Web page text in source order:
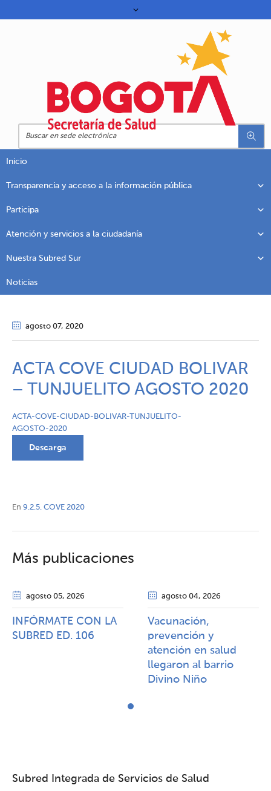
Inicio
Transparencia y acceso a la información pública
Participa
Atención y servicios a la ciudadanía
Nuestra Subred Sur
Noticias
agosto 07, 2020
ACTA COVE CIUDAD BOLIVAR
– TUNJUELITO AGOSTO 2020
ACTA-COVE-CIUDAD-BOLIVAR-TUNJUELITO-
AGOSTO-2020
Descarga
En 9.2.5. COVE 2020
Más publicaciones
agosto 05, 2026
INFÓRMATE CON LA
SUBRED ED. 106
agosto 04, 2026
Vacunación,
prevención y
atención en salud
llegaron al barrio
Divino Niño
Subred Integrada de Servicios de Salud